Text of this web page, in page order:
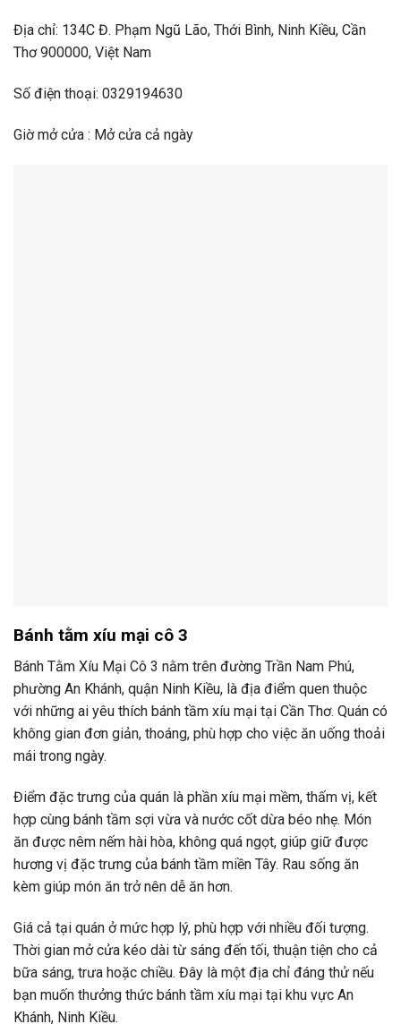
Địa chỉ: 134C Đ. Phạm Ngũ Lão, Thới Bình, Ninh Kiều, Cần
Thơ 900000, Việt Nam
Số điện thoại: 0329194630
Giờ mở cửa : Mở cửa cả ngày
Bánh tằm xíu mại cô 3
Bánh Tằm Xíu Mại Cô 3 nằm trên đường Trần Nam Phú,
phường An Khánh, quận Ninh Kiều, là địa điểm quen thuộc
với những ai yêu thích bánh tầm xíu mại tại Cần Thơ. Quán có
không gian đơn giản, thoáng, phù hợp cho việc ăn uống thoải
mái trong ngày.
Điểm đặc trưng của quán là phần xíu mại mềm, thấm vị, kết
hợp cùng bánh tầm sợi vừa và nước cốt dừa béo nhẹ. Món
ăn được nêm nếm hài hòa, không quá ngọt, giúp giữ được
hương vị đặc trưng của bánh tầm miền Tây. Rau sống ăn
kèm giúp món ăn trở nên dễ ăn hơn.
Giá cả tại quán ở mức hợp lý, phù hợp với nhiều đối tượng.
Thời gian mở cửa kéo dài từ sáng đến tối, thuận tiện cho cả
bữa sáng, trưa hoặc chiều. Đây là một địa chỉ đáng thử nếu
bạn muốn thưởng thức bánh tầm xíu mại tại khu vực An
Khánh, Ninh Kiều.